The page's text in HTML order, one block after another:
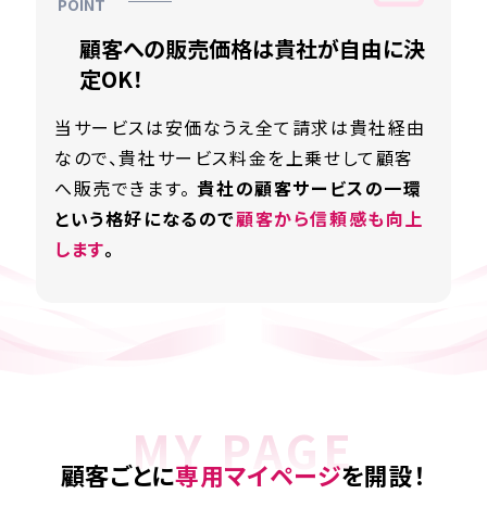
顧客への販売価格は貴社が自由に決
定OK！
当サービスは安価なうえ全て請求は貴社経由
なので、貴社サービス料金を上乗せして顧客
へ販売できます。貴社の顧客サービスの一環
という格好になるので顧客から信頼感も向上
します。
顧客ごとに専用マイページを開設！
MY PAGE